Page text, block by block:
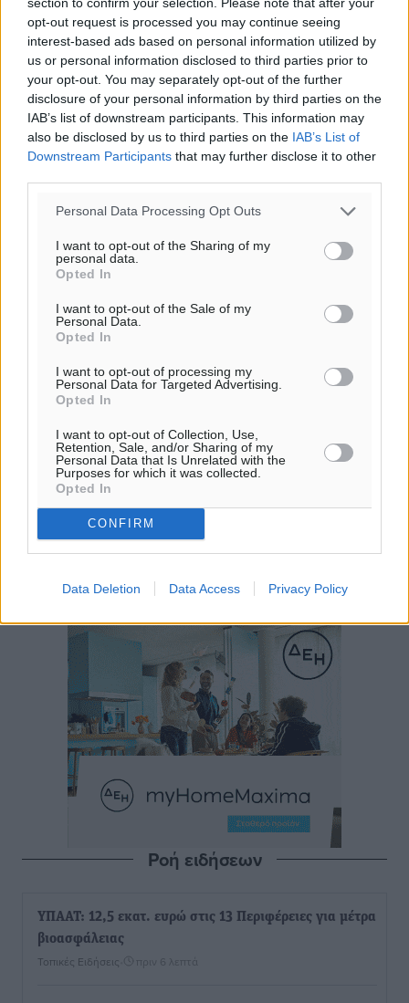
opt-out request is processed you may continue seeing
interest-based ads based on personal information utilized by
us or personal information disclosed to third parties prior to
your opt-out. You may separately opt-out of the further
disclosure of your personal information by third parties on the
IAB’s list of downstream participants. This information may
also be disclosed by us to third parties on the IAB’s List of
Downstream Participants that may further disclose it to other
Personal Data Processing Opt Outs
I want to opt-out of the Sharing of my
personal data.
Opted In
I want to opt-out of the Sale of my
Personal Data.
Opted In
I want to opt-out of processing my
Personal Data for Targeted Advertising.
Opted In
I want to opt-out of Collection, Use,
Retention, Sale, and/or Sharing of my
Personal Data that Is Unrelated with the
Purposes for which it was collected.
Opted In
CONFIRM
Data Deletion Data Access Privacy Policy
ΣΑ
30°
ΚΥ
29°
ΔΕ
29°
ΤΡ
Ροή ειδήσεων
ΥΠΑΑΤ: 12,5 εκατ. ευρώ στις 13 Περιφέρειες για μέτρα
βιοασφάλειας
Τοπικές Ειδήσεις πριν 6 λεπτά